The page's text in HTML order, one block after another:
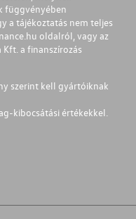
függvényében
a tájékoztatás nem teljes
oldalról, vagy az
a finanszírozás
szerint kell gyártóiknak
kibocsátási értékekkel.